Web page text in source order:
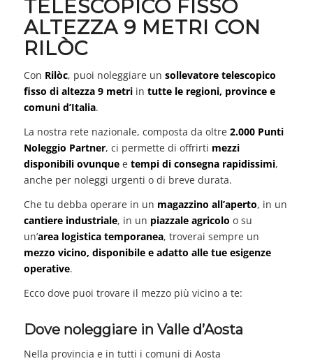
TELESCOPICO FISSO
ALTEZZA 9 METRI CON
RILÒC
Con Rilòc, puoi noleggiare un sollevatore telescopico
fisso di altezza 9 metriin tutte le regioni, province e
comuni d’Italia.
La nostra rete nazionale, composta da oltre 2.000 Punti
Noleggio Partner, ci permette di offrirti mezzi
disponibili ovunquee tempi di consegna rapidissimi,
anche per noleggi urgenti o di breve durata.
Che tu debba operare in un magazzino all’aperto, in un
cantiere industriale, in un piazzale agricolo o su
un’area logistica temporanea, troverai sempre un
mezzo vicino, disponibile e adatto alle tue esigenze
operative.
Ecco dove puoi trovare il mezzo più vicino a te:
Dove noleggiare in Valle d’Aosta
Nella provincia e in tutti i comuni di Aosta